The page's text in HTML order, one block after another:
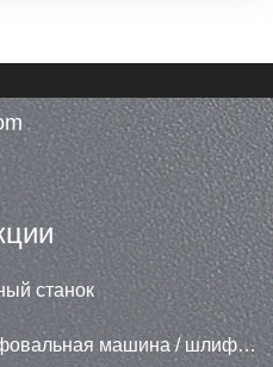
станок
Широкая ленточная шлифовальная машина / шлифовальная машина